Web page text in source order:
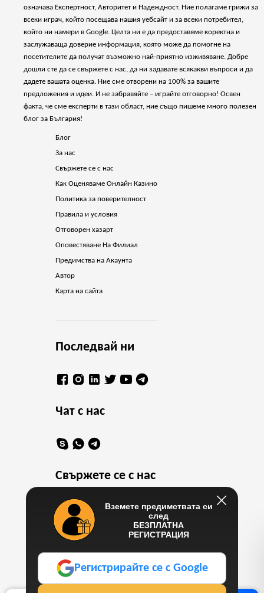
Вземете предимствата си
след
БЕЗПЛАТНА
РЕГИСТРАЦИЯ
Регистрирайте се с Google
означава Експертност, Авторитет и Надеждност. Ние полагаме грижи за
всеки играч, който посещава нашия уебсайт и за всеки потребител,
който ни намери в Google. Целта ни е да предоставяме коректна и
заслужаваща доверие информация, която може да помогне на
посетителите да получат възможно най-приятно изживяване. Добре
дошли сте да се свържете с нас, да ни задавате всякакви въпроси и да
дадете вашата оценка. Ние сме отворени на 100% за вашите
предложения и идеи. И не забравяйте – играйте отговорно! Освен
факта, че сме експерти в тази област, ние също пишеме много полезен
блог за България!
Блог
За нас
Свържете се с нас
Как Оценяваме Онлайн Казино
Политика за поверителност
Правила и условия
Отговорен хазарт
Оповестяване На Филиал
Предимства на Акаунта
Автор
Карта на сайта
Последвай ни
Чат с нас
Свържете се с нас
bulgaria@casino10.network
+16469802413
info@casino10.network